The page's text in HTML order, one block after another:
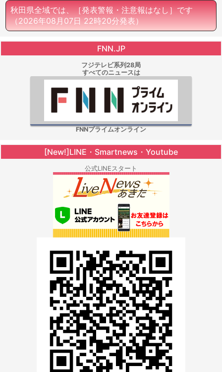
秋田県全域では、［発表警報・注意報はなし］です
（2026年08月07日 22時20分発表）
FNN.JP
フジテレビ系列28局
すべてのニュースは
FNNプライムオンライン
[New!]LINE・Smartnews・Youtube
公式LINEスタート